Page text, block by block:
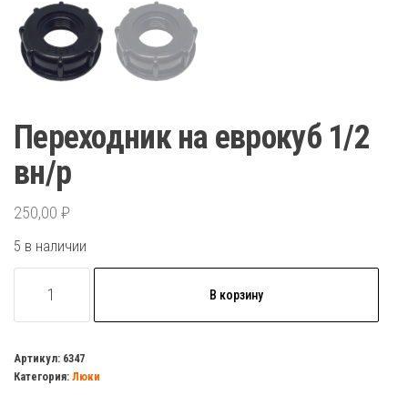
Переходник на еврокуб 1/2
вн/р
250,00 ₽
5 в наличии
товара
на
еврокуб
В корзину
Артикул: 6347
Категория: Люки